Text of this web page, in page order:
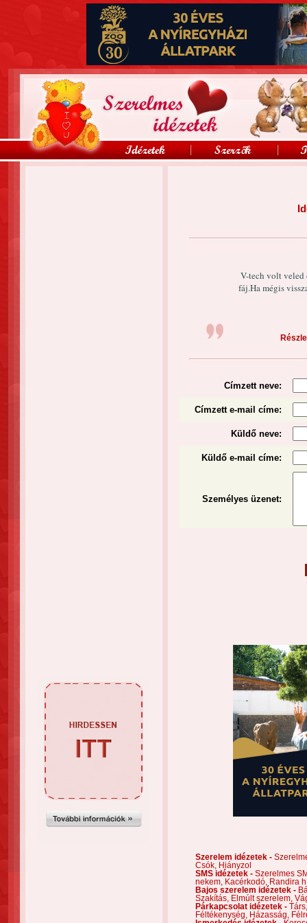
V-tech volt veled
fáj.Ha mégis
Címzett neve:
Címzett e-mail címe:
Küldő neve:
Küldő e-mail címe:
Személyes üzenet:
Szerelem idézetek -
Csók,
Hiányzol
SMS idézetek - Szerelmes
nekem,
Kacérkodó,
Randira
Bajos szerelem idézetek -
Szakítás,
Elmúlt szerelem,
Párkapcsolat idézetek -
Féltékenység,
Házasság,